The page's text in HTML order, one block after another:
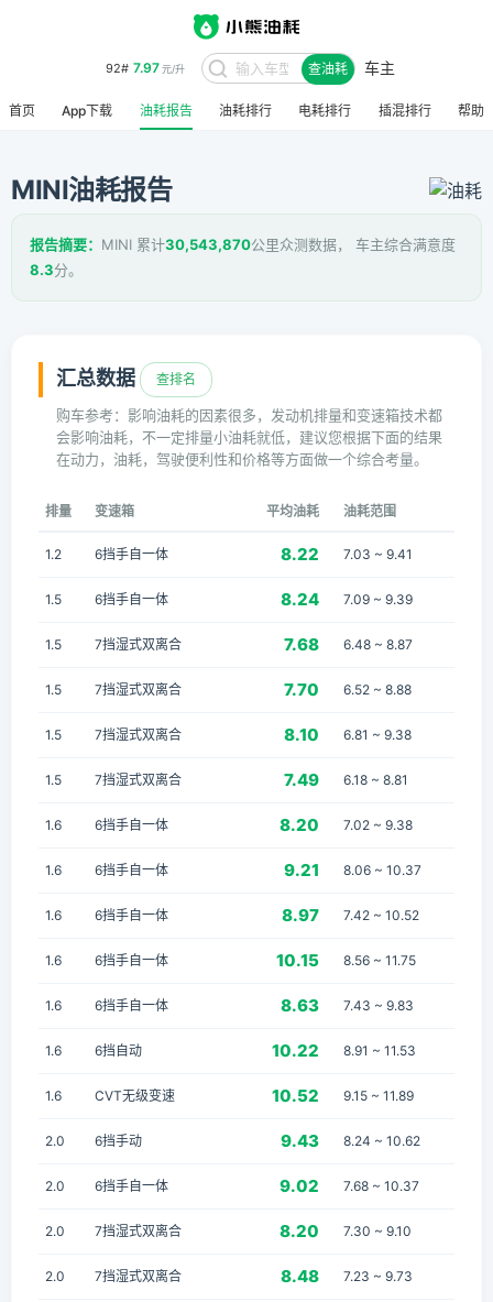
95# 8.48 元/升
查油耗 车主
首页 App下载 油耗报告 油耗排行 电耗排行 插混排行 帮助
MINI油耗报告
报告摘要： MINI 累计30,543,870公里众测数据， 车主综合满意度
8.3分。
汇总数据 查排名
购车参考：影响油耗的因素很多，发动机排量和变速箱技术都
会影响油耗，不一定排量小油耗就低，建议您根据下面的结果
在动力，油耗，驾驶便利性和价格等方面做一个综合考量。
排量 变速箱 平均油耗 油耗范围
1.2 6挡手自一体 8.22 7.03 ~ 9.41
1.5 6挡手自一体 8.24 7.09 ~ 9.39
1.5 7挡湿式双离合 7.68 6.48 ~ 8.87
1.5 7挡湿式双离合 7.70 6.52 ~ 8.88
1.5 7挡湿式双离合 8.10 6.81 ~ 9.38
1.5 7挡湿式双离合 7.49 6.18 ~ 8.81
1.6 6挡手自一体 8.20 7.02 ~ 9.38
1.6 6挡手自一体 9.21 8.06 ~ 10.37
1.6 6挡手自一体 8.97 7.42 ~ 10.52
1.6 6挡手自一体 10.15 8.56 ~ 11.75
1.6 6挡手自一体 8.63 7.43 ~ 9.83
1.6 6挡自动 10.22 8.91 ~ 11.53
1.6 CVT无级变速 10.52 9.15 ~ 11.89
2.0 6挡手动 9.43 8.24 ~ 10.62
2.0 6挡手自一体 9.02 7.68 ~ 10.37
2.0 7挡湿式双离合 8.20 7.30 ~ 9.10
2.0 7挡湿式双离合 8.48 7.23 ~ 9.73